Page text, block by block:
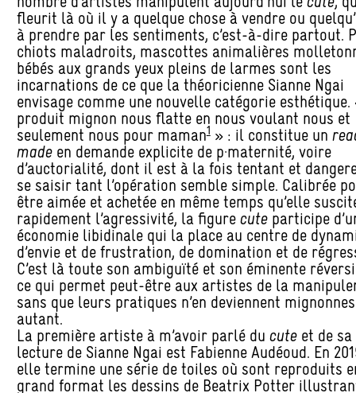
fleurit là où il y a quelque chose à vendre ou
à prendre par les sentiments, c’est-à-dire partout.
chiots maladroits, mascottes animalières
bébés aux grands yeux pleins de larmes sont les
incarnations de ce que la théoricienne Sianne Ngai
envisage comme une nouvelle catégorie esthétique.
produit mignon nous flatte en nous voulant nous et
seulement nous pour maman1» : il constitue un
madeen demande explicite de p·maternité, voire
d’auctorialité, dont il est à la fois tentant et
se saisir tant l’opération semble simple. Calibrée
être aimée et achetée en même temps qu’elle
rapidement l’agressivité, la figure cuteparticipe
économie libidinale qui la place au centre de
d’envie et de frustration, de domination et de
C’est là toute son ambiguïté et son éminente
ce qui permet peut-être aux artistes de la
sans que leurs pratiques n’en deviennent
autant.
La première artiste à m’avoir parlé du cuteet de sa
lecture de Sianne Ngai est Fabienne Audéoud. En
elle termine une série de toiles où sont reproduits
grand format les dessins de Beatrix Potter